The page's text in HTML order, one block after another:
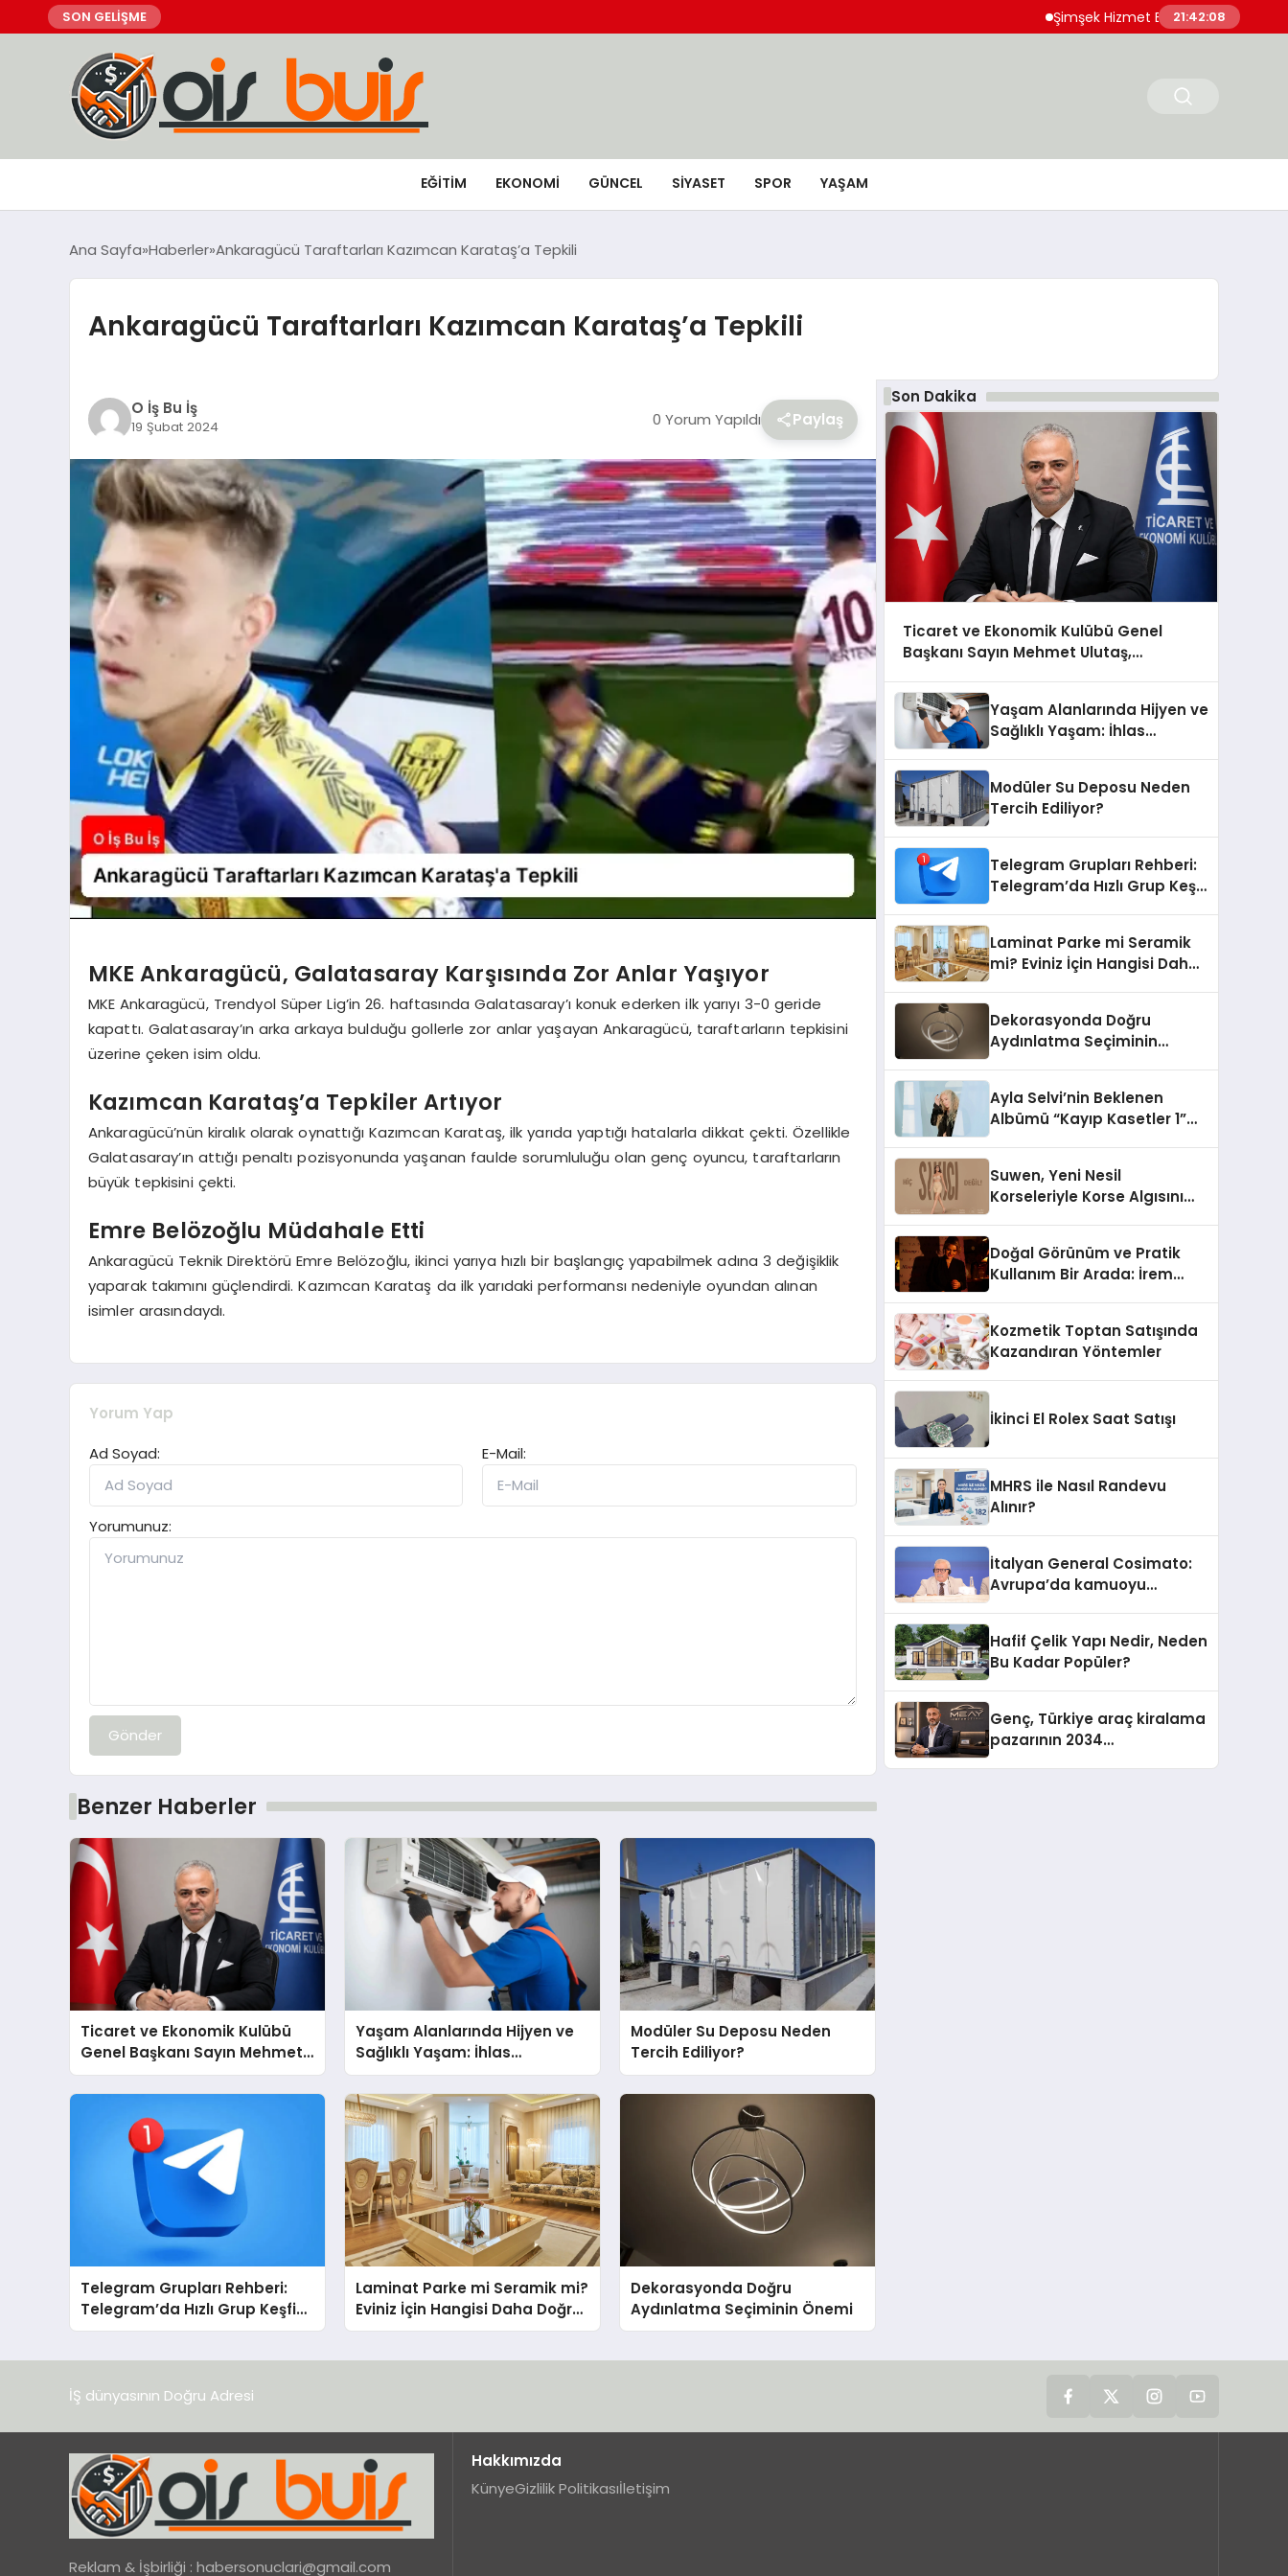
SON GELİŞME Şimşek Hizmet Enflasyonunda Katılığın
21:42:09
EĞİTİM EKONOMİ GÜNCEL SIYASET SPOR YAŞAM
Ana Sayfa Haberler Ankaragücü Taraftarları Kazımcan Karataş’a Tepkili
Ankaragücü Taraftarları Kazımcan Karataş’a Tepkili
O İş Bu İş
19 Şubat 2024 0 Yorum Yapıldı Paylaş
MKE Ankaragücü, Galatasaray Karşısında Zor Anlar Yaşıyor
MKE Ankaragücü, Trendyol Süper Lig’in 26. haftasında Galatasaray’ı konuk ederken ilk yarıyı 3-0 geride
kapattı. Galatasaray’ın arka arkaya bulduğu gollerle zor anlar yaşayan Ankaragücü, taraftarların tepkisini
üzerine çeken isim oldu.
Kazımcan Karataş’a Tepkiler Artıyor
Ankaragücü’nün kiralık olarak oynattığı Kazımcan Karataş, ilk yarıda yaptığı hatalarla dikkat çekti. Özellikle
Galatasaray’ın attığı penaltı pozisyonunda yaşanan faulde sorumluluğu olan genç oyuncu, taraftarların
büyük tepkisini çekti.
Emre Belözoğlu Müdahale Etti
Ankaragücü Teknik Direktörü Emre Belözoğlu, ikinci yarıya hızlı bir başlangıç yapabilmek adına 3 değişiklik
yaparak takımını güçlendirdi. Kazımcan Karataş da ilk yarıdaki performansı nedeniyle oyundan alınan
isimler arasındaydı.
Yorum Yap
Ad Soyad:
E-Mail:
Yorumunuz:
Gönder
Benzer Haberler
Ticaret ve Ekonomik Kulübü
Genel Başkanı Sayın Mehmet
Ulutaş, ekonomiye dair yaptığı
açıklamada şunları kaydetti:
Yaşam Alanlarında Hijyen ve
Sağlıklı Yaşam: İhlas
Cihazlarında Dürüst Teknik
Destek Deneyimi
Modüler Su Deposu Neden
Tercih Ediliyor?
Telegram Grupları Rehberi:
Telegram’da Hızlı Grup Keşfi
İçin Grupbul.com
Laminat Parke mi Seramik mi?
Eviniz İçin Hangisi Daha Doğru
Seçim?
Dekorasyonda Doğru
Aydınlatma Seçiminin Önemi
Son Dakika
Ticaret ve Ekonomik Kulübü Genel
Başkanı Sayın Mehmet Ulutaş,
şunları kaydetti:
Yaşam Alanlarında Hijyen ve
Sağlıklı Yaşam: İhlas
Modüler Su Deposu Neden
Tercih Ediliyor?
Telegram Grupları Rehberi:
Telegram’da Hızlı Grup Keşfi
Laminat Parke mi Seramik
mi? Eviniz İçin Hangisi Daha
Dekorasyonda Doğru
Aydınlatma Seçiminin
Ayla Selvi’nin Beklenen
Albümü “Kayıp Kasetler 1”
Suwen, Yeni Nesil
Korseleriyle Korse Algısını
Doğal Görünüm ve Pratik
Kullanım Bir Arada: İrem
Kozmetik Toptan Satışında
Kazandıran Yöntemler
İkinci El Rolex Saat Satışı
MHRS ile Nasıl Randevu
Alınır?
İtalyan General Cosimato:
Avrupa’da kamuoyu
Hafif Çelik Yapı Nedir, Neden
Bu Kadar Popüler?
Genç, Türkiye araç kiralama
pazarının 2034
İŞ dünyasının Doğru Adresi
Reklam & İşbirliği : habersonuclari@gmail.com
Hakkımızda
KünyeGizlilik Politikasıİletişim